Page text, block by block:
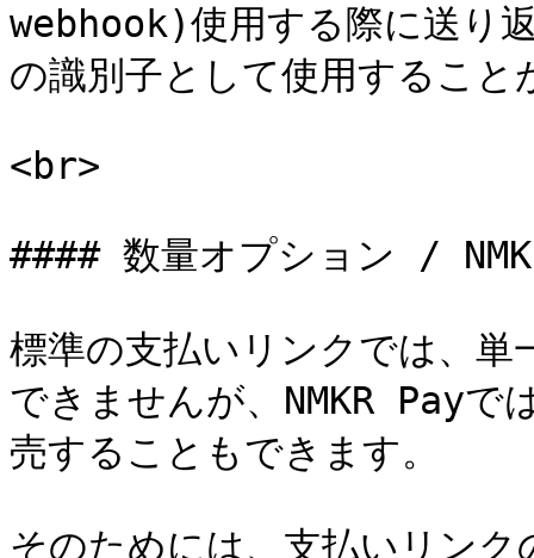
webhook)使用する際に送り
の識別子として使用すること
<br>
#### 数量オプション /
標準の支払いリンクでは、
できませんが、NMKR Payで
売することもできます。
そのためには、支払いリン